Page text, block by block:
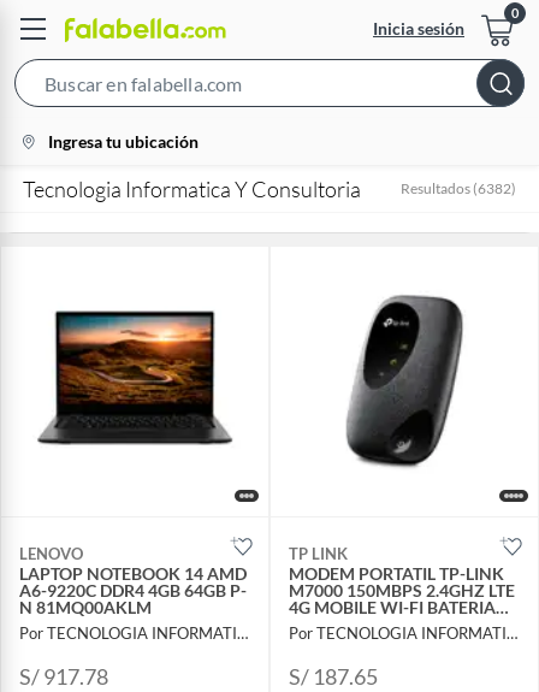
Inicia sesión
Bar
location-
icon
Ingresa tu ubicación
Tecnologia Informatica Y Consultoria Resultados (6382)
LENOVO
LAPTOP NOTEBOOK 14 AMD
A6-9220C DDR4 4GB 64GB P-
N 81MQ00AKLM
Por TECNOLOGIA INFORMATICA Y CONSULTORIA
S/ 917.78
TP LINK
MODEM PORTATIL TP-LINK
M7000 150MBPS 2.4GHZ LTE
4G MOBILE WI-FI BATERIA
2000MAH -
MOVISTARCLAROENTELBITEL
Por TECNOLOGIA INFORMATICA Y CONSULTORIA
S/ 187.65